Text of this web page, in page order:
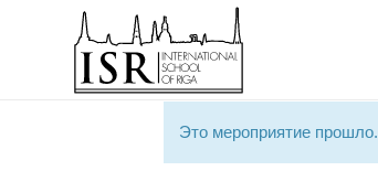
Это мероприятие прошло.